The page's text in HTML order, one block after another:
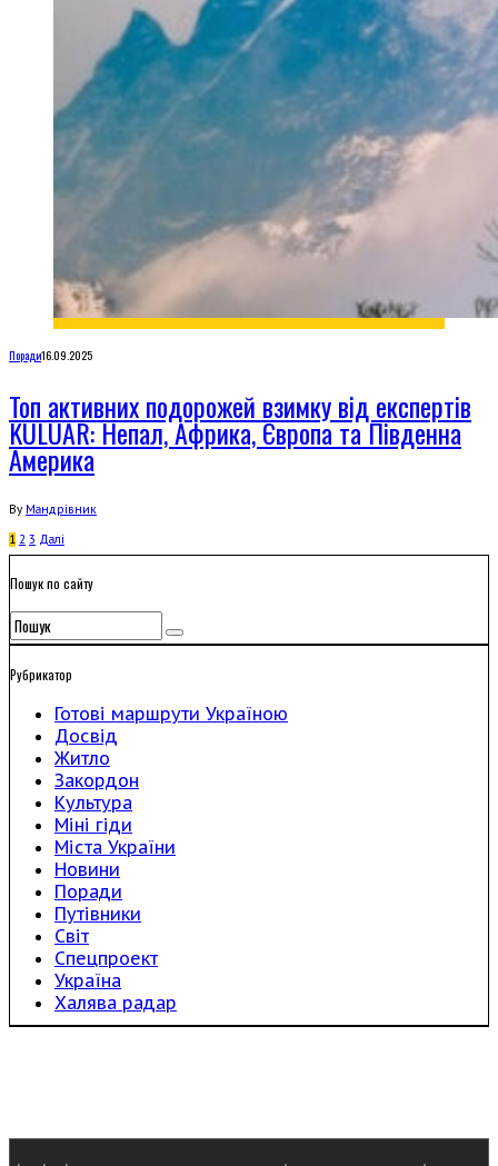
Поради16.09.2025
Топ активних подорожей взимку від експертів
KULUAR: Непал, Африка, Європа та Південна
Америка
By Мандрівник
1 2 3 Далi
Пошук по сайту
Рубрикатор
Готові маршрути Україною
Досвід
Житло
Закордон
Культура
Міні гіди
Міста України
Новини
Поради
Путівники
Світ
Спецпроект
Україна
Халява радар